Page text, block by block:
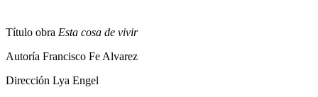
Título obra Esta cosa de vivir
Autoría Francisco Fe Alvarez
Dirección Lya Engel